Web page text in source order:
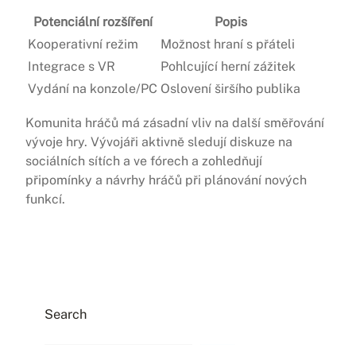
Potenciální rozšíření
Popis
Kooperativní režim
Možnost hraní s přáteli
Integrace s VR
Pohlcující herní zážitek
Vydání na konzole/PC Oslovení širšího publika
Komunita hráčů má zásadní vliv na další směřování
vývoje hry. Vývojáři aktivně sledují diskuze na
sociálních sítích a ve fórech a zohledňují
připomínky a návrhy hráčů při plánování nových
funkcí.
Search